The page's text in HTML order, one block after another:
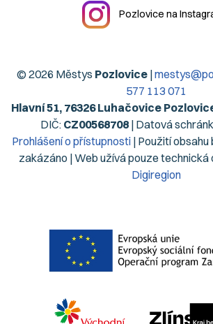
Pozlovice na
© 2026 Městys Pozlovice|
577 113 071
Hlavní 51, 76326 Luhačovice
DIČ: CZ00568708 | Datová
Prohlášení o přístupnosti | Použití
zakázáno | Web užívá pouze technická
Digiregion